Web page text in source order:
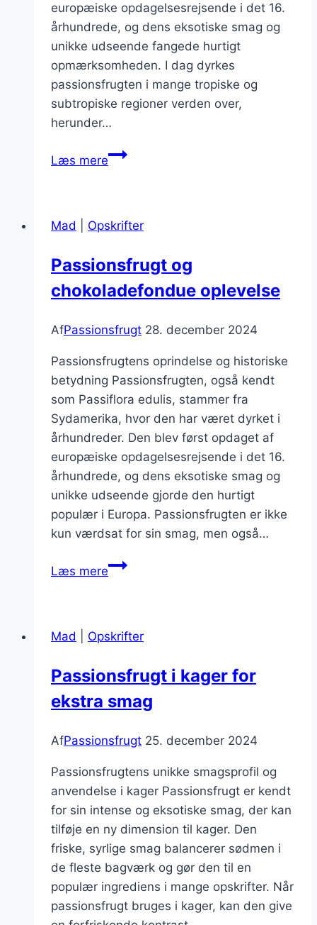
europæiske opdagelsesrejsende i det 16.
århundrede, og dens eksotiske smag og
unikke udseende fangede hurtigt
opmærksomheden. I dag dyrkes
passionsfrugten i mange tropiske og
subtropiske regioner verden over,
herunder…
Læs merePassionsfrugt
friskt
Mad Opskrifter
Passionsfrugt og
chokoladefondue oplevelse
AfPassionsfrugt 28. december 2024
Passionsfrugtens oprindelse og historiske
betydning Passionsfrugten, også kendt
som Passiflora edulis, stammer fra
Sydamerika, hvor den har været dyrket i
århundreder. Den blev først opdaget af
europæiske opdagelsesrejsende i det 16.
århundrede, og dens eksotiske smag og
unikke udseende gjorde den hurtigt
populær i Europa. Passionsfrugten er ikke
kun værdsat for sin smag, men også…
Læs merePassionsfrugt
Mad
Opskrifter
Passionsfrugt i kager for
ekstra smag
AfPassionsfrugt 25. december 2024
Passionsfrugtens unikke smagsprofil og
anvendelse i kager Passionsfrugt er kendt
for sin intense og eksotiske smag, der kan
tilføje en ny dimension til kager. Den
friske, syrlige smag balancerer sødmen i
de fleste bagværk og gør den til en
populær ingrediens i mange opskrifter. Når
passionsfrugt bruges i kager, kan den give